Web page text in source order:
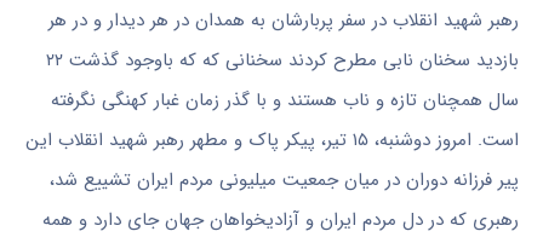
رهبر شهید انقلاب در سفر پربارشان به همدان در هر دیدار و در هر
بازدید سخنان نابی مطرح کردند سخنانی که که باوجود گذشت ۲۲
سال همچنان تازه و ناب هستند و با گذر زمان غبار کهنگی نگرفته
است. امروز دوشنبه، ۱۵ تیر، پیکر پاک و مطهر رهبر شهید انقلاب این
پیر فرزانه دوران در میان جمعیت میلیونی مردم ایران تشییع شد،
رهبری که در دل مردم ایران و آزادیخواهان جهان جای دارد و همه